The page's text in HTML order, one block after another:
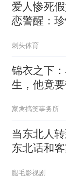
爱人惨死
恋警醒：
刺头体育
锦衣之下
生，他竟
家禽搞笑事务所
当东北人
东北话和
腿毛影视剧